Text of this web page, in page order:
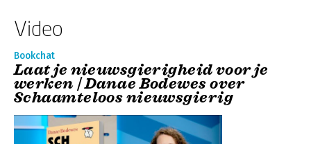
Video
Bookchat
Laat je nieuwsgierigheid voor je
werken | Danae Bodewes over
Schaamteloos nieuwsgierig